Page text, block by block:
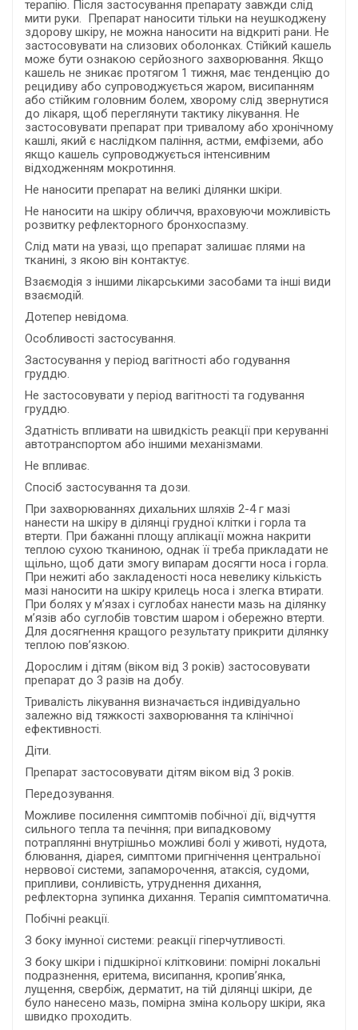
терапію. Після застосування препарату завжди слід
мити руки. Препарат наносити тільки на неушкоджену
здорову шкіру, не можна наносити на відкриті рани. Не
застосовувати на слизових оболонках. Стійкий кашель
може бути ознакою серйозного захворювання. Якщо
кашель не зникає протягом 1 тижня, має тенденцію до
рецидиву або супроводжується жаром, висипанням
або стійким головним болем, хворому слід звернутися
до лікаря, щоб переглянути тактику лікування. Не
застосовувати препарат при тривалому або хронічному
кашлі, який є наслідком паління, астми, емфіземи, або
якщо кашель супроводжується інтенсивним
відходженням мокротиння.
Не наносити препарат на великі ділянки шкіри.
Не наносити на шкіру обличчя, враховуючи можливість
розвитку рефлекторного бронхоспазму.
Слід мати на увазі, що препарат залишає плями на
тканині, з якою він контактує.
Взаємодія з іншими лікарськими засобами та інші види
взаємодій.
Дотепер невідома.
Особливості застосування.
Застосування у період вагітності або годування
груддю.
Не застосовувати у період вагітності та годування
груддю.
Здатність впливати на швидкість реакції при керуванні
автотранспортом або іншими механізмами.
Не впливає.
Спосіб застосування та дози.
При захворюваннях дихальних шляхів 2-4 г мазі
нанести на шкіру в ділянці грудної клітки і горла та
втерти. При бажанні площу аплікації можна накрити
теплою сухою тканиною, однак її треба прикладати не
щільно, щоб дати змогу випарам досягти носа і горла.
При нежиті або закладеності носа невелику кількість
мазі наносити на шкіру крилець носа і злегка втирати.
При болях у м’язах і суглобах нанести мазь на ділянку
м’язів або суглобів товстим шаром і обережно втерти.
Для досягнення кращого результату прикрити ділянку
теплою пов’язкою.
Дорослим і дітям (віком від 3 років) застосовувати
препарат до 3 разів на добу.
Тривалість лікування визначається індивідуально
залежно від тяжкості захворювання та клінічної
ефективності.
Діти.
Препарат застосовувати дітям віком від 3 років.
Передозування.
Можливе посилення симптомів побічної дії, відчуття
сильного тепла та печіння; при випадковому
потраплянні внутрішньо можливі болі у животі, нудота,
блювання, діарея, симптоми пригнічення центральної
нервової системи, запаморочення, атаксія, судоми,
припливи, сонливість, утруднення дихання,
рефлекторна зупинка дихання. Терапія симптоматична.
Побічні реакції.
З боку імунної системи: реакції гіперчутливості.
З боку шкіри і підшкірної клітковини: помірні локальні
подразнення, еритема, висипання, кропив’янка,
лущення, свербіж, дерматит, на тій ділянці шкіри, де
було нанесено мазь, помірна зміна кольору шкіри, яка
швидко проходить.